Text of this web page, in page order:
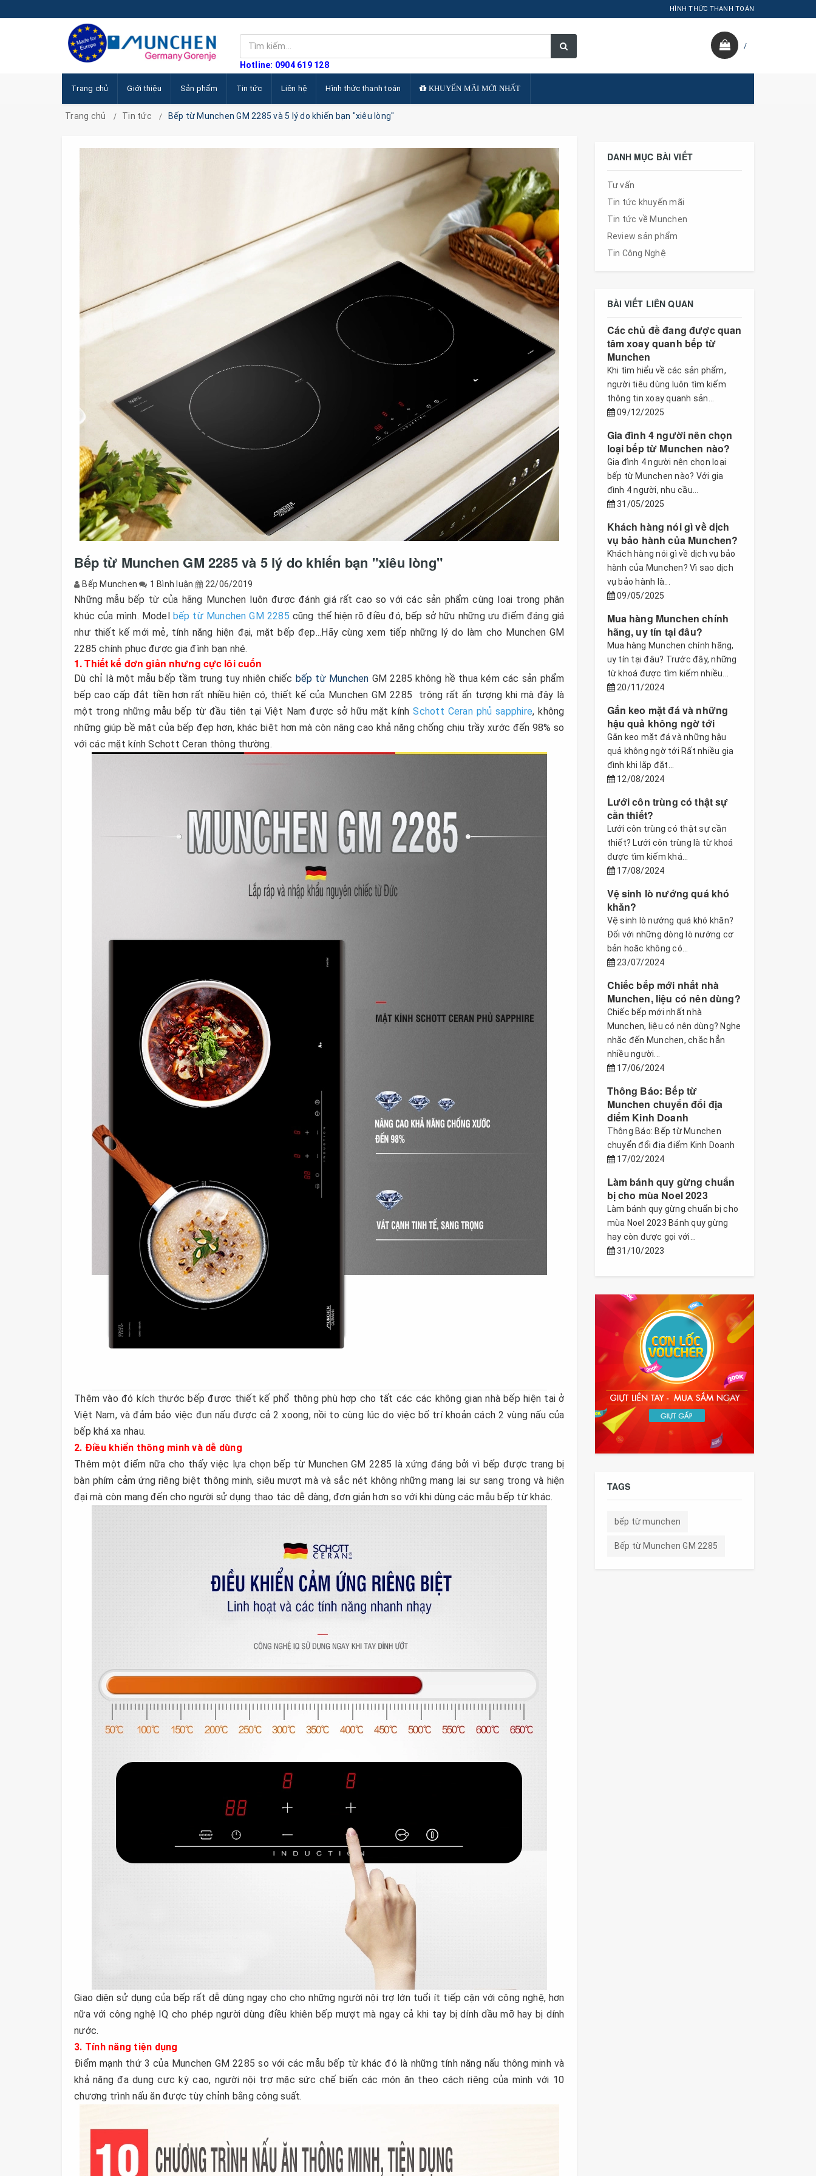
HÌNH THỨC THANH TOÁN
Hotline: 0904 619 128
/
Trang chủ Giới thiệu Sản phẩm Tin tức Liên hệ Hình thức thanh toán KHUYẾN MÃI MỚI NHẤT
Trang chủ Tin tức Bếp từ Munchen GM 2285 và 5 lý do khiến bạn "xiêu lòng"
Bếp từ Munchen GM 2285 và 5 lý do khiến bạn "xiêu lòng"
Bếp Munchen 1 Bình luận 22/06/2019
Những mẫu bếp từ của hãng Munchen luôn được đánh giá rất cao so với các sản phẩm cùng loại trong phân
khúc của mình. Model bếp từ Munchen GM 2285 cũng thể hiện rõ điều đó, bếp sở hữu những ưu điểm đáng giá
như thiết kế mới mẻ, tính năng hiện đại, mặt bếp đẹp...Hãy cùng xem tiếp những lý do làm cho Munchen GM
2285 chính phục được gia đình bạn nhé.
1. Thiết kế đơn giản nhưng cực lôi cuốn
Dù chỉ là một mẫu bếp tầm trung tuy nhiên chiếc bếp từ Munchen GM 2285 không hề thua kém các sản phẩm
bếp cao cấp đắt tiền hơn rất nhiều hiện có, thiết kế của Munchen GM 2285 trông rất ấn tượng khi mà đây là
một trong những mẫu bếp từ đầu tiên tại Việt Nam được sở hữu mặt kínhSchott Ceran phủ sapphire, không
những giúp bề mặt của bếp đẹp hơn, khác biệt hơn mà còn nâng cao khả năng chống chịu trầy xước đến 98% so
với các mặt kính Schott Ceran thông thường.
Thêm vào đó kích thước bếp được thiết kế phổ thông phù hợp cho tất các các không gian nhà bếp hiện tại ở
Việt Nam, và đảm bảo việc đun nấu được cả 2 xoong, nồi to cùng lúc do việc bố trí khoản cách 2 vùng nấu của
bếp khá xa nhau.
2. Điều khiển thông minh và dễ dùng
Thêm một điểm nữa cho thấy việc lựa chọn bếp từ Munchen GM 2285 là xứng đáng bởi vì bếp được trang bị
bàn phím cảm ứng riêng biệt thông minh, siêu mượt mà và sắc nét không những mang lại sự sang trọng và hiện
đại mà còn mang đến cho người sử dụng thao tác dễ dàng, đơn giản hơn so với khi dùng các mẫu bếp từ khác.
Giao diện sử dụng của bếp rất dễ dùng ngay cho cho những người nội trợ lớn tuổi ít tiếp cận với công nghệ, hơn
nữa với công nghệ IQ cho phép người dùng điều khiên bếp mượt mà ngay cả khi tay bị dính dầu mỡ hay bị dính
nước.
3. Tính năng tiện dụng
Điểm mạnh thứ 3 của Munchen GM 2285 so với các mẫu bếp từ khác đó là những tính năng nấu thông minh và
khả năng đa dụng cực kỳ cao, người nội trợ mặc sức chế biến các món ăn theo cách riêng của mình với 10
chương trình nấu ăn được tùy chỉnh bằng công suất.
DANH MỤC BÀI VIẾT
Tư vấn
Tin tức khuyến mãi
Tin tức về Munchen
Review sản phẩm
Tin Công Nghệ
BÀI VIẾT LIÊN QUAN
Các chủ đề đang được quan
tâm xoay quanh bếp từ
Munchen
Khi tìm hiểu về các sản phẩm,
người tiêu dùng luôn tìm kiếm
thông tin xoay quanh sản...
09/12/2025
Gia đình 4 người nên chọn
loại bếp từ Munchen nào?
Gia đình 4 người nên chọn loại
bếp từ Munchen nào? Với gia
đình 4 người, nhu cầu...
31/05/2025
Khách hàng nói gì về dịch
vụ bảo hành của Munchen?
Khách hàng nói gì về dịch vụ bảo
hành của Munchen? Vì sao dịch
vụ bảo hành là...
09/05/2025
Mua hàng Munchen chính
hãng, uy tín tại đâu?
Mua hàng Munchen chính hãng,
uy tín tại đâu? Trước đây, những
từ khoá được tìm kiếm nhiều...
20/11/2024
Gắn keo mặt đá và những
hậu quả không ngờ tới
Gắn keo mặt đá và những hậu
quả không ngờ tới Rất nhiều gia
đình khi lắp đặt...
12/08/2024
Lưới côn trùng có thật sự
cần thiết?
Lưới côn trùng có thật sự cần
thiết? Lưới côn trùng là từ khoá
được tìm kiếm khá...
17/08/2024
Vệ sinh lò nướng quá khó
khăn?
Vệ sinh lò nướng quá khó khăn?
Đối với những dòng lò nướng cơ
bản hoăc không có...
23/07/2024
Chiếc bếp mới nhất nhà
Munchen, liệu có nên dùng?
Chiếc bếp mới nhất nhà
Munchen, liệu có nên dùng? Nghe
nhắc đến Munchen, chắc hẳn
nhiều người...
17/06/2024
Thông Báo: Bếp từ
Munchen chuyển đổi địa
điểm Kinh Doanh
Thông Báo: Bếp từ Munchen
chuyển đổi địa điểm Kinh Doanh
17/02/2024
Làm bánh quy gừng chuẩn
bị cho mùa Noel 2023
Làm bánh quy gừng chuẩn bị cho
mùa Noel 2023 Bánh quy gừng
hay còn được gọi với...
31/10/2023
TAGS
bếp từ munchen
Bếp từ Munchen GM 2285